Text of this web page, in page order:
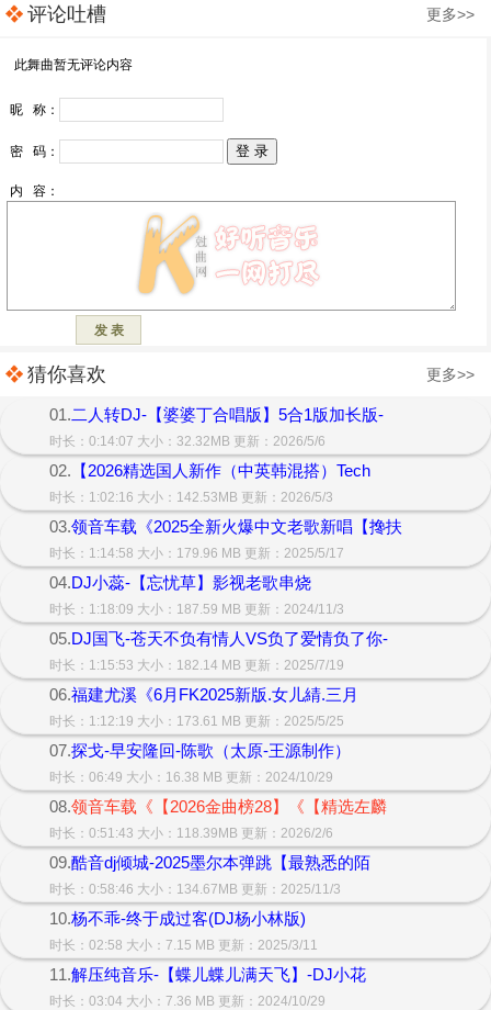
评论吐槽 更多>>
猜你喜欢 更多>>
01.二人转DJ-【婆婆丁合唱版】5合1版加长版-
时长：0:14:07 大小：32.32MB 更新：2026/5/6
02. 【2026精选国人新作（中英韩混搭）Tech
时长：1:02:16 大小：142.53MB 更新：2026/5/3
03.领音车载《2025全新火爆中文老歌新唱【搀扶
时长：1:14:58 大小：179.96 MB 更新：2025/5/17
04.DJ小蕊-【忘忧草】影视老歌串烧
时长：1:18:09 大小：187.59 MB 更新：2024/11/3
05.DJ国飞-苍天不负有情人VS负了爱情负了你-
时长：1:15:53 大小：182.14 MB 更新：2025/7/19
06.福建尤溪《6月FK2025新版.女儿綪.三月
时长：1:12:19 大小：173.61 MB 更新：2025/5/25
07.探戈-早安隆回-陈歌（太原-王源制作）
时长：06:49 大小：16.38 MB 更新：2024/10/29
08.领音车载《【2026金曲榜28】《【精选左麟
时长：0:51:43 大小：118.39MB 更新：2026/2/6
09.酷音dj倾城-2025墨尔本弹跳【最熟悉的陌
时长：0:58:46 大小：134.67MB 更新：2025/11/3
10.杨不乖-终于成过客(DJ杨小林版)
时长：02:58 大小：7.15 MB 更新：2025/3/11
11.解压纯音乐-【蝶儿蝶儿满天飞】-DJ小花
时长：03:04 大小：7.36 MB 更新：2024/10/29